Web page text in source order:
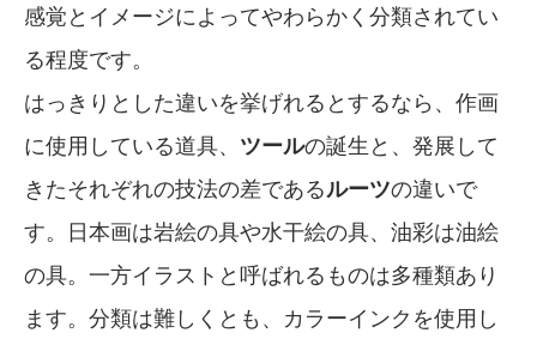
感覚とイメージによってやわらかく分類されてい
る程度です。
はっきりとした違いを挙げれるとするなら、作画
に使用している道具、 ツールの誕生と、発展して
きたそれぞれの技法の差であるルーツの違いで
す。日本画は岩絵の具や水干絵の具、油彩は油絵
の具。一方イラストと呼ばれるものは多種類あり
ます。分類は難しくとも、カラーインクを使用し